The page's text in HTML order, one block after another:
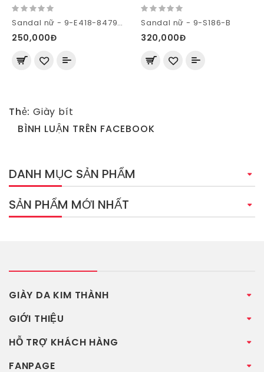
Sandal nữ - 9-E418-8479-XA
250,000Đ
Sandal nữ - 9-S186-B
320,000Đ
Thẻ: Giày bít
BÌNH LUẬN TRÊN FACEBOOK
DANH MỤC SẢN PHẨM
SẢN PHẨM MỚI NHẤT
GIÀY DA KIM THÀNH
GIỚI THIỆU
HỖ TRỢ KHÁCH HÀNG
FANPAGE